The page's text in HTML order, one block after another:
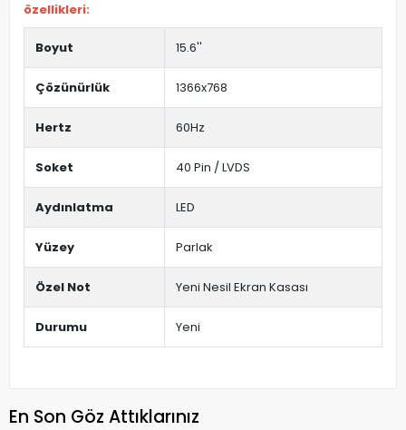
özellikleri:
Boyut 15.6''
Çözünürlük 1366x768
Hertz 60Hz
Soket 40 Pin / LVDS
Aydınlatma LED
Yüzey Parlak
Özel Not Yeni Nesil Ekran Kasası
Durumu Yeni
En Son Göz Attıklarınız